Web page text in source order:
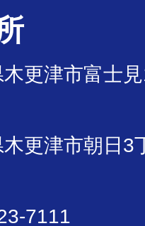
更津市富士
更津市朝日3
7111